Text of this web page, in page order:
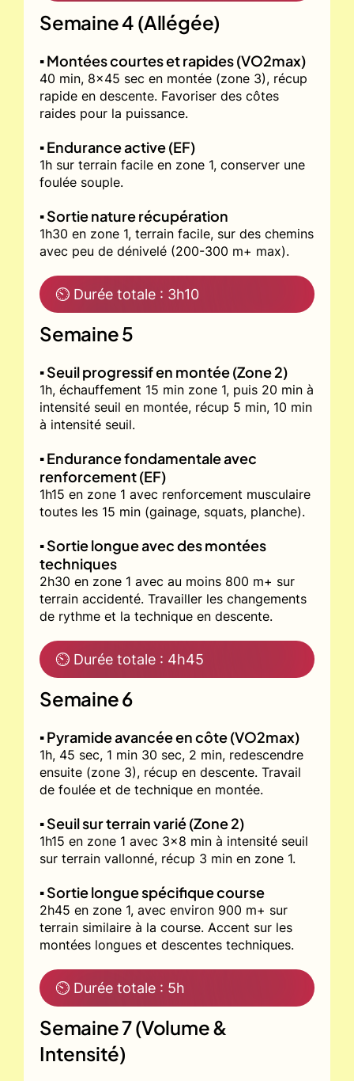
Semaine 4 (Allégée)
▪️ Montées courtes et rapides (VO2max)
40 min, 8x45 sec en montée (zone 3), récup
rapide en descente. Favoriser des côtes
raides pour la puissance.
▪️ Endurance active (EF)
1h sur terrain facile en zone 1, conserver une
foulée souple.
▪️ Sortie nature récupération
1h30 en zone 1, terrain facile, sur des chemins
avec peu de dénivelé (200-300 m+ max).
⏲ Durée totale : 3h10
Semaine 5
▪️ Seuil progressif en montée (Zone 2)
1h, échauffement 15 min zone 1, puis 20 min à
intensité seuil en montée, récup 5 min, 10 min
à intensité seuil.
▪️ Endurance fondamentale avec
renforcement (EF)
1h15 en zone 1 avec renforcement musculaire
toutes les 15 min (gainage, squats, planche).
▪️ Sortie longue avec des montées
techniques
2h30 en zone 1 avec au moins 800 m+ sur
terrain accidenté. Travailler les changements
de rythme et la technique en descente.
⏲ Durée totale : 4h45
Semaine 6
▪️ Pyramide avancée en côte (VO2max)
1h, 45 sec, 1 min 30 sec, 2 min, redescendre
ensuite (zone 3), récup en descente. Travail
de foulée et de technique en montée.
▪️ Seuil sur terrain varié (Zone 2)
1h15 en zone 1 avec 3x8 min à intensité seuil
sur terrain vallonné, récup 3 min en zone 1.
▪️ Sortie longue spécifique course
2h45 en zone 1, avec environ 900 m+ sur
terrain similaire à la course. Accent sur les
montées longues et descentes techniques.
⏲ Durée totale : 5h
Semaine 7 (Volume &
Intensité)